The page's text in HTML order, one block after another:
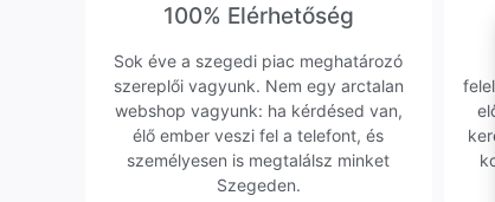
100% Elérhetőség
Sok éve a szegedi piac meghatározó
szereplői vagyunk. Nem egy arctalan
webshop vagyunk: ha kérdésed van,
élő ember veszi fel a telefont, és
személyesen is megtalálsz minket
Szegeden.